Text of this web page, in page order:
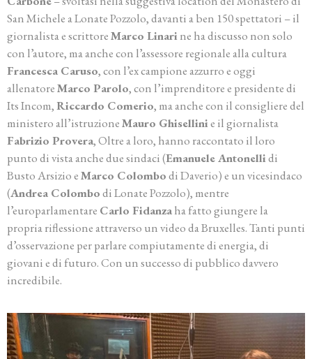
San Michele a Lonate Pozzolo, davanti a ben 150 spettatori – il
giornalista e scrittoreMarco Linari ne ha discusso non solo
con l’autore, ma anche con l’assessore regionale alla cultura
Francesca Caruso, con l’ex campione azzurro e oggi
allenatoreMarco Parolo, con l’imprenditore e presidente di
Its Incom,Riccardo Comerio, ma anche con il consigliere del
ministero all’istruzioneMauro Ghisellinie il giornalista
Fabrizio Provera, Oltre a loro, hanno raccontato il loro
punto di vista anche due sindaci (Emanuele Antonellidi
Busto Arsizio eMarco Colombodi Daverio) e un vicesindaco
(Andrea Colombodi Lonate Pozzolo), mentre
l’europarlamentare Carlo Fidanzaha fatto giungere la
propria riflessione attraverso un video da Bruxelles. Tanti punti
d’osservazione per parlare compiutamente di energia, di
giovani e di futuro. Con un successo di pubblico davvero
incredibile.